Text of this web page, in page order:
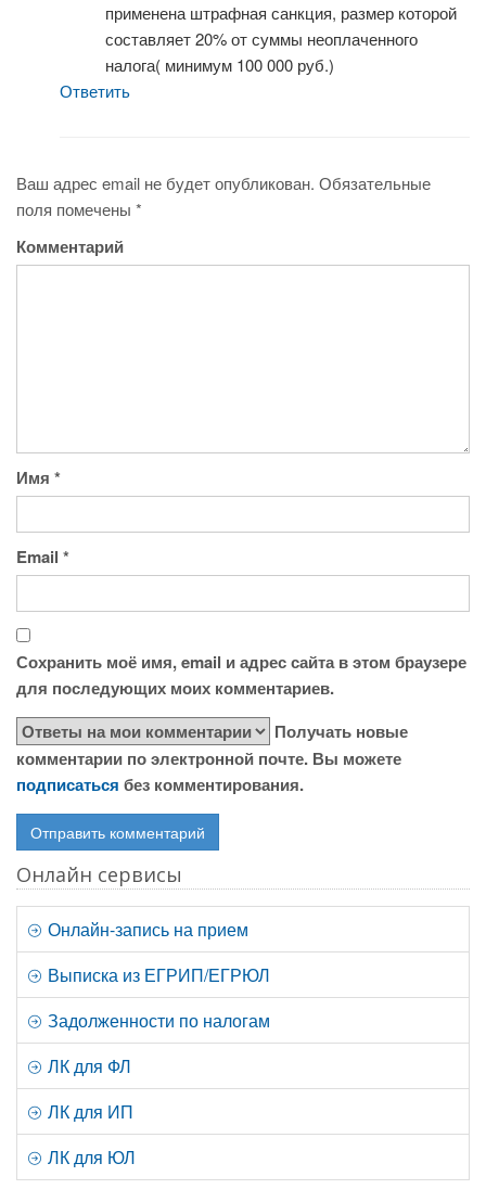
применена штрафная санкция, размер которой
составляет 20% от суммы неоплаченного
налога( минимум 100 000 руб.)
Ответить
Ваш адрес email не будет опубликован. Обязательные
поля помечены *
Комментарий
Имя *
Email *
Сохранить моё имя, email и адрес сайта в этом браузере
для последующих моих комментариев.
Получать новые
комментарии по электронной почте. Вы можете
подписаться без комментирования.
Онлайн сервисы
Онлайн-запись на прием
Выписка из ЕГРИП/ЕГРЮЛ
Задолженности по налогам
ЛК для ФЛ
ЛК для ИП
ЛК для ЮЛ